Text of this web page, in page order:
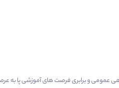
برای افزایش آگاهی عمومی و برابری فرصت های